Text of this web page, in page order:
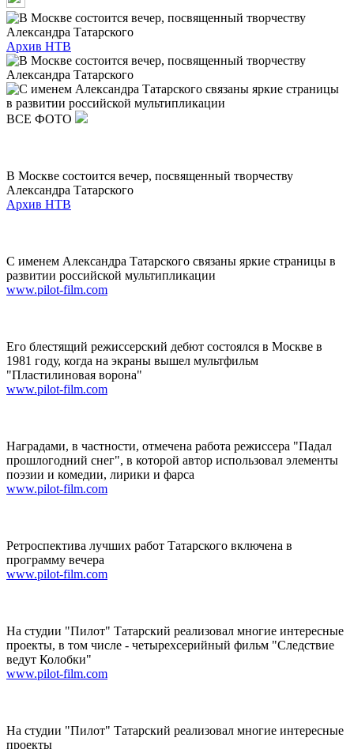
Архив НТВ
ВСЕ ФОТО
В Москве состоится вечер, посвященный творчеству
Александра Татарского
Архив НТВ
С именем Александра Татарского связаны яркие страницы в
развитии российской мультипликации
www.pilot-film.com
Его блестящий режиссерский дебют состоялся в Москве в
1981 году, когда на экраны вышел мультфильм
"Пластилиновая ворона"
www.pilot-film.com
Наградами, в частности, отмечена работа режиссера "Падал
прошлогодний снег", в которой автор использовал элементы
поэзии и комедии, лирики и фарса
www.pilot-film.com
Ретроспектива лучших работ Татарского включена в
программу вечера
www.pilot-film.com
На студии "Пилот" Татарский реализовал многие интересные
проекты, в том числе - четырехсерийный фильм "Следствие
ведут Колобки"
www.pilot-film.com
На студии "Пилот" Татарский реализовал многие интересные
проекты